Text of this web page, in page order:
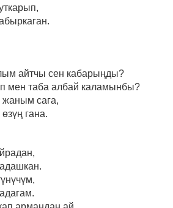
айтчы сен кабарыңды?
мен таба албай каламынбы?
жаным сага,
гана.